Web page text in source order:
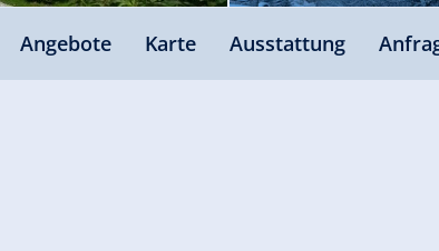
Angebote Karte Ausstattung